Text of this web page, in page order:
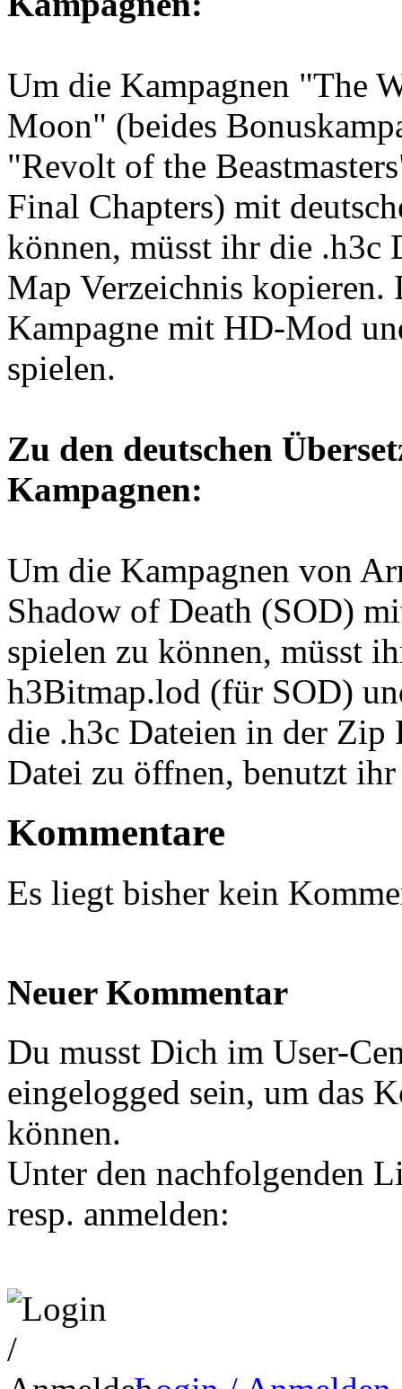
Um die Kampagnen "The
Moon" (beides
"Revolt of the
Final Chapters) mit
können, müsst ihr die .h3c
Map Verzeichnis kopieren.
Kampagne mit HD-Mod
spielen.
Zu den deutschen
Kampagnen:
Um die Kampagnen von
Shadow of Death (SOD)
spielen zu können, müsst
h3Bitmap.lod (für SOD)
die .h3c Dateien in der Zip
Datei zu öffnen, benutzt
Kommentare
Es liegt bisher kein
Neuer Kommentar
Du musst Dich im User-
eingelogged sein, um das
können.
Unter den nachfolgenden
resp. anmelden: